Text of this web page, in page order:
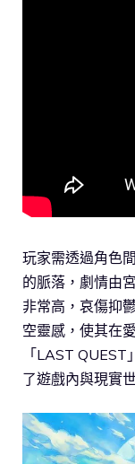
玩家需透過角色
的脈落，劇情由
非常高，哀傷抑
空靈感，使其在
「LAST
了遊戲內與現實